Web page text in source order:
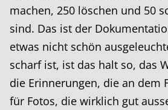
machen, 250 löschen und 50
sind. Das ist der
etwas nicht schön
scharf ist, ist das halt so, das
die Erinnerungen, die an dem
für Fotos, die wirklich gut